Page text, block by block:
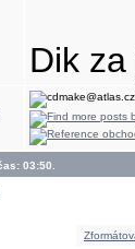
Dik
03:50.